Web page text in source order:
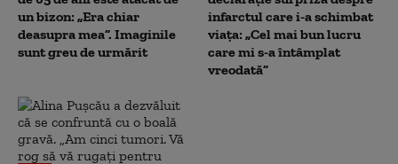
un bizon: „Era chiar
deasupra mea”. Imaginile
sunt greu de urmărit
infarctul care i-a schimbat
viața: „Cel mai bun lucru
care mi s-a întâmplat
vreodată”